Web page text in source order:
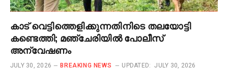
കാട് വെട്ടിത്തെളിക്കുന്നതിനിടെ തലയോട്ടി
കണ്ടെത്തി; മഞ്ചേരിയിൽ പോലീസ്
അന്വേഷണം
JULY 30, 2026 BREAKING NEWS UPDATED: JULY 30, 2026